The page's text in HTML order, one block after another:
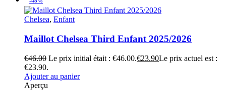
Chelsea, Enfant
Maillot Chelsea Third Enfant 2025/2026
€46.00 Le prix initial était : €46.00.€23.90Le prix actuel est :
€23.90.
Ajouter au panier
Aperçu